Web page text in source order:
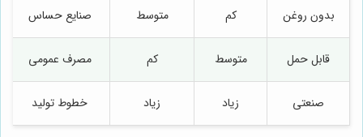
بدون روغن کم متوسط صنایع حساس
قابل حمل متوسط کم مصرف عمومی
صنعتی زیاد زیاد خطوط تولید